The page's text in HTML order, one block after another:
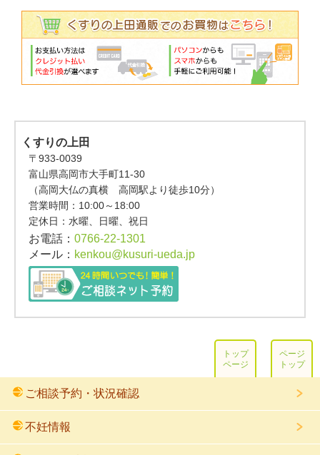
くすりの上田
〒933-0039
富山県高岡市大手町11-30
（高岡大仏の真横 高岡駅より徒歩10分）
営業時間： 10:00～18:00
定休日：水曜、日曜、祝日
お電話： 0766-22-1301
メール： kenkou@kusuri-ueda.jp
ページ
トップ
トップ
ページ
ご相談予約・状況確認
不妊情報